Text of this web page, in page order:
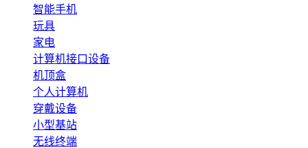
智能手机
玩具
家电
计算机接口设备
机顶盒
个人计算机
穿戴设备
小型基站
无线终端